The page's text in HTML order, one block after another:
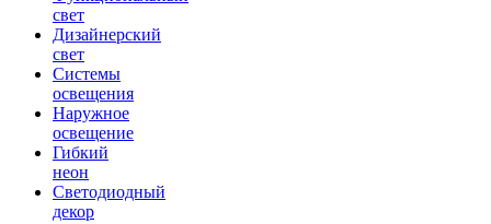
свет
Дизайнерский
свет
Системы
освещения
Наружное
освещение
Гибкий
неон
Светодиодный
декор